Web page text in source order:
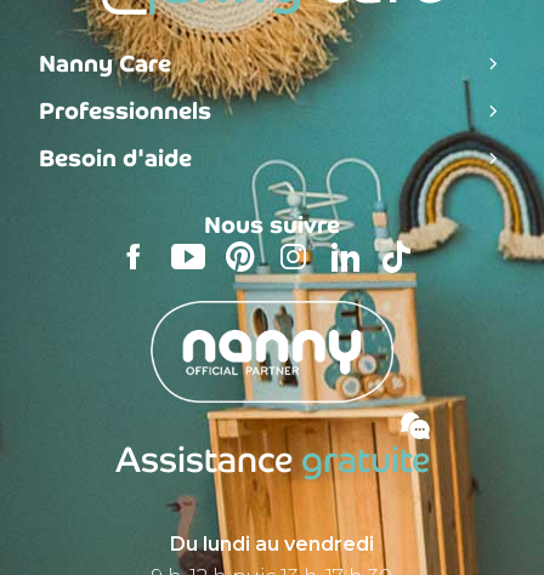
Nanny Care
Professionnels
Besoin d'aide
Nous suivre
Assistance gratuite
Du lundi au vendredi